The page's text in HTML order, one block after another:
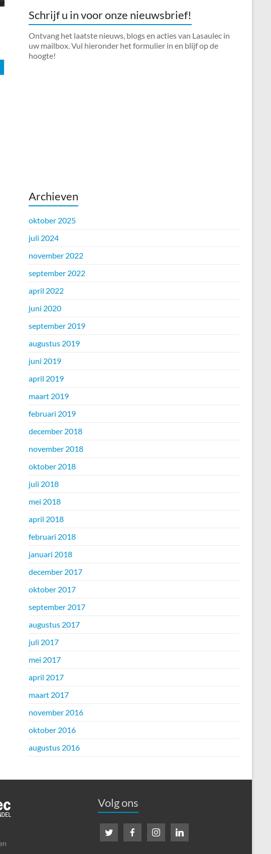
Schrijf u in voor onze nieuwsbrief!
Ontvang het laatste nieuws, blogs en acties van Lasaulec in
uw mailbox. Vul hieronder het formulier in en blijf op de
hoogte!
Archieven
oktober 2025
juli 2024
november 2022
september 2022
april 2022
juni 2020
september 2019
augustus 2019
juni 2019
april 2019
maart 2019
februari 2019
december 2018
november 2018
oktober 2018
juli 2018
mei 2018
april 2018
februari 2018
januari 2018
december 2017
oktober 2017
september 2017
augustus 2017
juli 2017
mei 2017
april 2017
maart 2017
november 2016
oktober 2016
augustus 2016
Volg ons